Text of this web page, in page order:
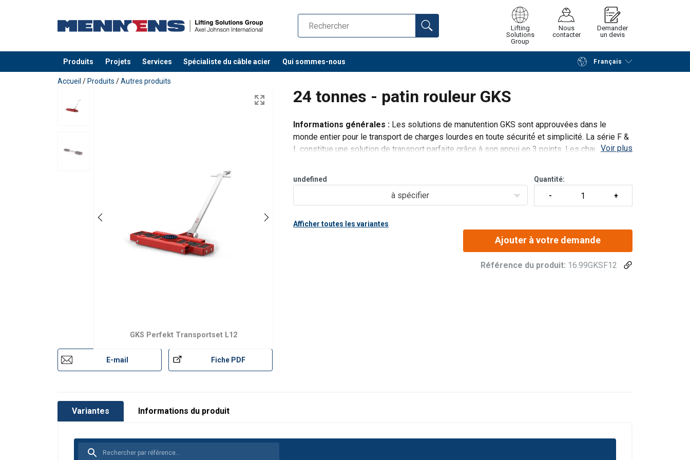
Lifting
Solutions
Group
Nous
contacter
Demander
un devis
Produits Projets Services Spécialiste du câble acier Qui sommes-nous Français
Ajouté au panier Poursuivre Envoyer demande
Accueil / Produits /Autres produits
24 tonnes - patin rouleur GKS
GKS Perfekt Transportset L12
E-mail Fiche PDF
Informations générales : Les solutions de manutention GKS sont approuvées dans le
monde entier pour le transport de charges lourdes en toute sécurité́ et simplicité. La série F &
L constitue une solution de transport parfaite grâce à son appui en 3 points. Les chariots FVoir plus
undefined
à spécifier
Quantité:
Afficher toutes les variantes
Ajouter à votre demande
Référence du produit: 16.99GKSF12
Variantes Informations du produit